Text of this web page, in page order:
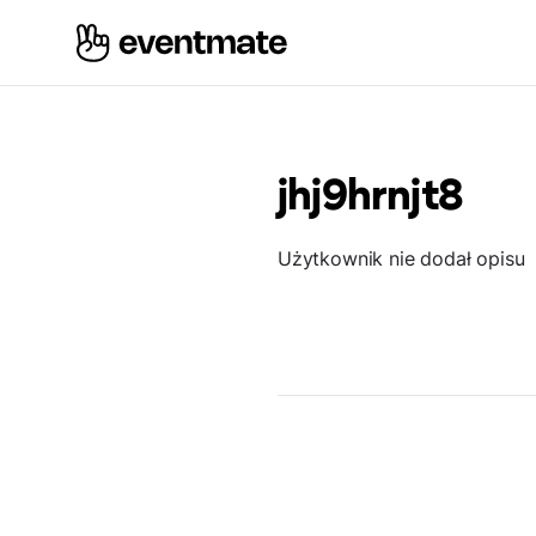
jhj9hrnjt8
Użytkownik nie dodał opisu